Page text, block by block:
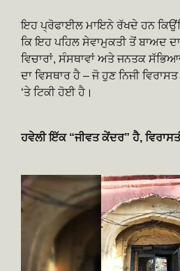
ਇਹ ਪ੍ਰੋਫਾਈਲ ਮਾਇਨੇ ਰੱਖਦੇ ਹਨ
ਕਿ ਇਹ ਪਹਿਲ ਸੇਵਾਮੁਕਤੀ ਤੋਂ ਬਾਅਦ
ਵਿਚਾਰਾਂ, ਸੰਸਥਾਵਾਂ ਅਤੇ ਜਨਤਕ
ਦਾ ਵਿਸਥਾਰ ਹੈ – ਜੋ ਹੁਣ ਨਿਜੀ
‘ਤੇ ਟਿਕੀ ਹੋਈ ਹੈ।
ਹਵੇਲੀ ਇੱਕ “ਜੀਵਤ ਕੇਂਦਰ” ਹੈ,